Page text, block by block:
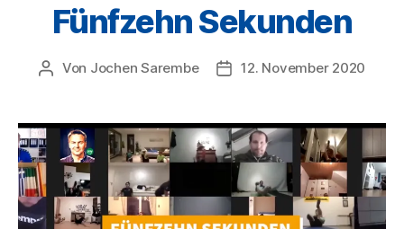
Fünfzehn Sekunden
Beitragsautor
Von Jochen Sarembe Veröffentlichungsdatum
12. November 2020